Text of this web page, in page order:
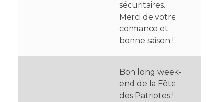
sécuritaires.
Merci de votre
confiance et
bonne saison !
Bon long week-
end de la Fête
des Patriotes !